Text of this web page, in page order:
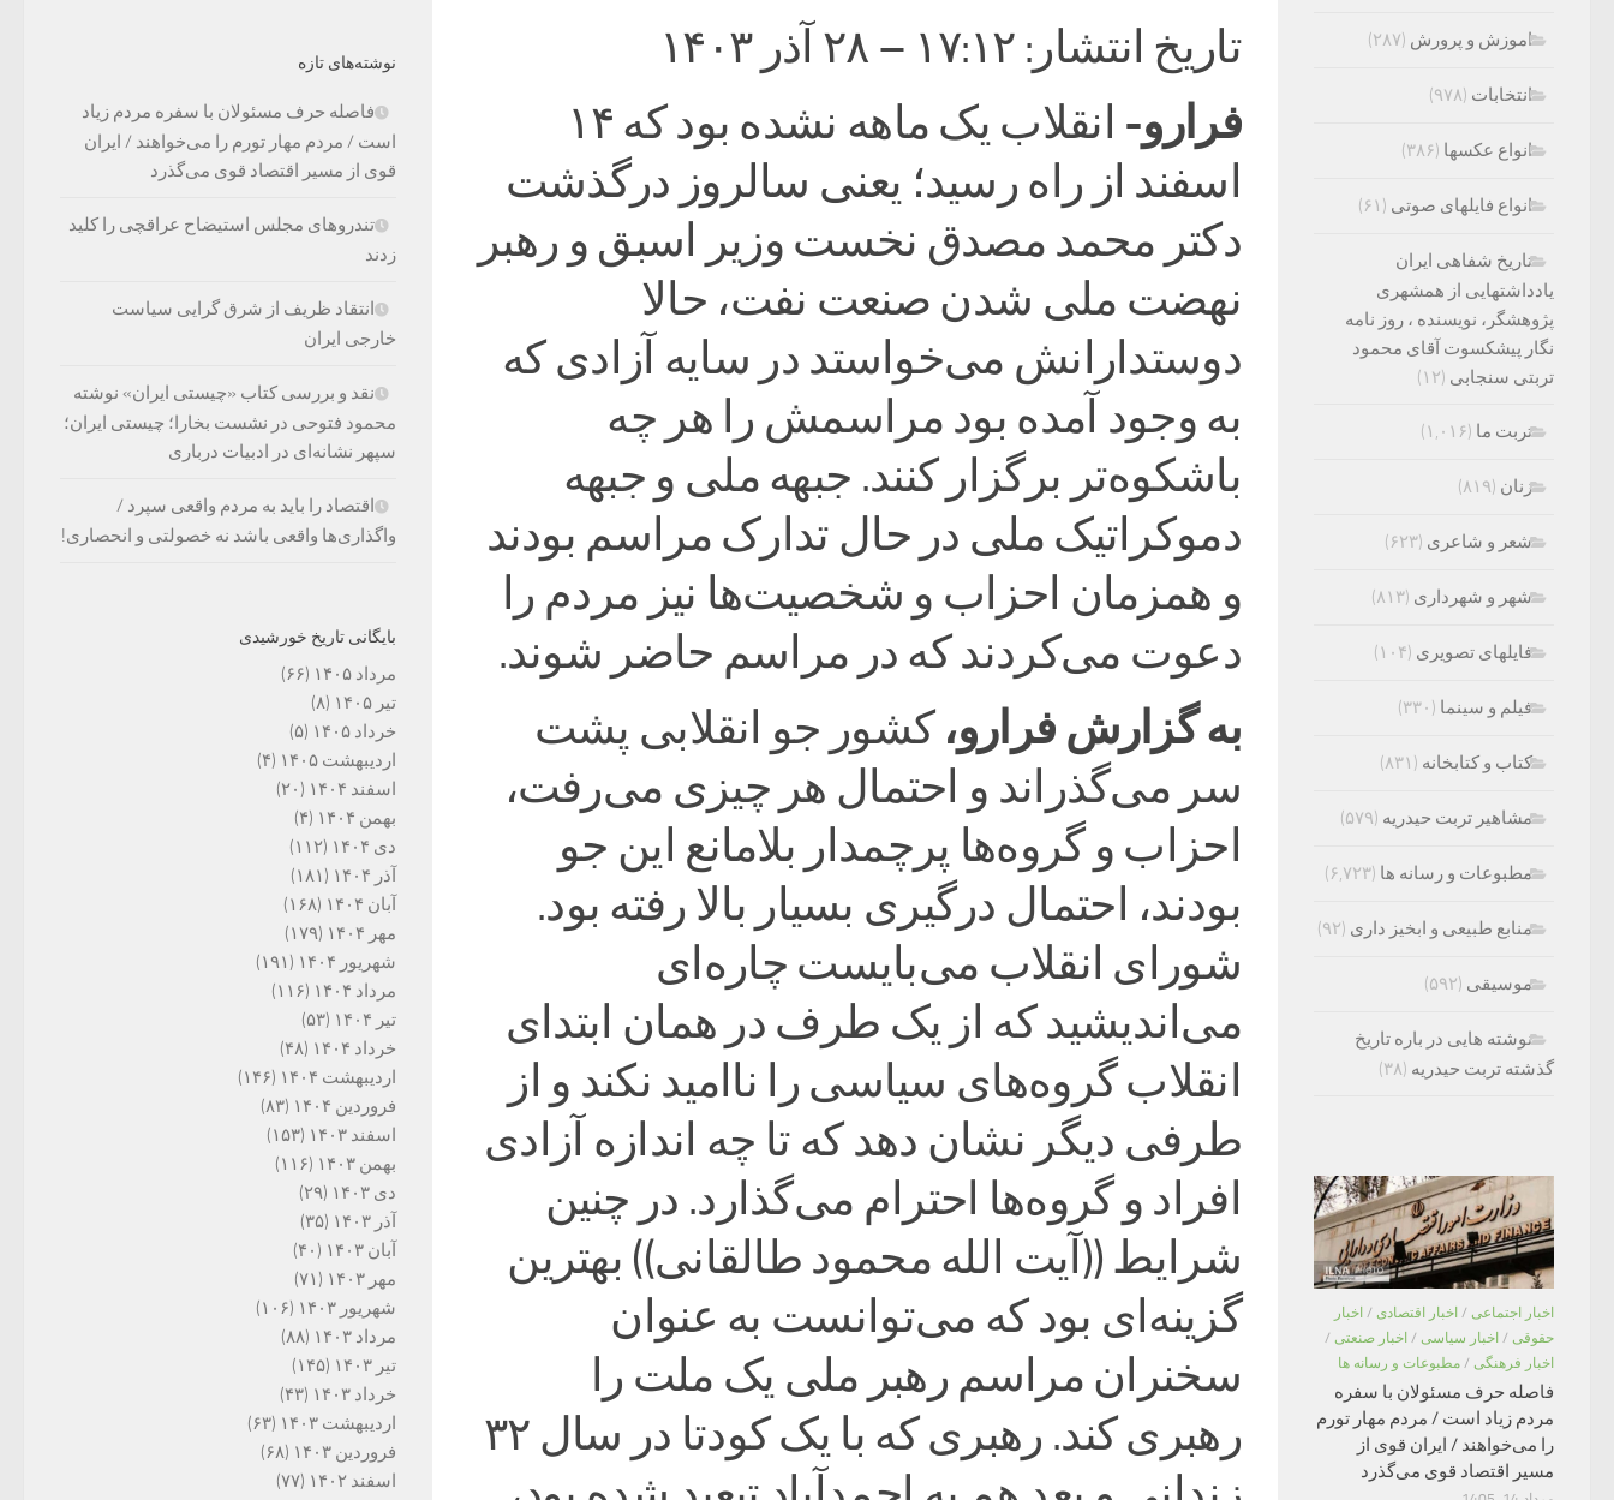
تاریخ انتشار: ۱۷:۱۲ – ۲۸ آذر ۱۴۰۳
فرارو-
انقلاب یک ماهه نشده بود که ۱۴
اسفند از راه رسید؛ یعنی سالروز درگذشت
دکتر محمد مصدق نخست وزیر اسبق و رهبر
نهضت ملی شدن صنعت نفت، حالا
دوستدارانش می‌خواستد در سایه آزادی که
به وجود آمده بود مراسمش را هر چه
باشکوه‌تر برگزار کنند. جبهه ملی و جبهه
دموکراتیک ملی در حال تدارک مراسم بودند
و همزمان احزاب و شخصیت‌ها نیز مردم را
دعوت می‌کردند که در مراسم حاضر شوند.
به گزارش فرارو،کشور جو انقلابی پشت
سر می‌گذراند و احتمال هر چیزی می‌رفت،
احزاب و گروه‌ها پرچمدار بلامانع این جو
بودند، احتمال درگیری بسیار بالا رفته بود.
شورای انقلاب می‌بایست چاره‌ای
می‌اندیشید که از یک طرف در همان ابتدای
انقلاب گروه‌های سیاسی را ناامید نکند و از
طرفی دیگر نشان دهد که تا چه اندازه آزادی
افراد و گروه‌ها احترام می‌گذارد. در چنین
شرایط ((آیت الله محمود طالقانی)) بهترین
گزینه‌ای بود که می‌توانست به عنوان
سخنران مراسم رهبر ملی یک ملت را
رهبری کند. رهبری که با یک کودتا در سال ۳۲
نوشته‌های تازه
فاصله حرف مسئولان با سفره مردم زیاد
است / مردم مهار تورم را می‌خواهند / ایران
قوی از مسیر اقتصاد قوی می‌گذرد
تندروهای مجلس استیضاح عراقچی را کلید
زدند
انتقاد ظریف از شرق گرایی سیاست
خارجی ایران
نقد و بررسی کتاب «چیستی ایران» نوشته
محمود فتوحی در نشست بخارا؛ چیستی ایران؛
سپهر نشانه‌ای در ادبیات درباری
اقتصاد را باید به مردم واقعی سپرد /
واگذاری‌ها واقعی باشد نه خصولتی و انحصاری!
بایگانی تاریخ خورشیدی
مرداد ۱۴۰۵
(۶۶)
تیر ۱۴۰۵
(۸)
خرداد ۱۴۰۵
(۵)
اردیبهشت ۱۴۰۵
(۴)
اسفند ۱۴۰۴
(۲۰)
بهمن ۱۴۰۴
(۴)
دی ۱۴۰۴
(۱۱۲)
آذر ۱۴۰۴
(۱۸۱)
آبان ۱۴۰۴
(۱۶۸)
مهر ۱۴۰۴
(۱۷۹)
شهریور ۱۴۰۴
(۱۹۱)
مرداد ۱۴۰۴
(۱۱۶)
تیر ۱۴۰۴
(۵۳)
خرداد ۱۴۰۴
(۴۸)
اردیبهشت ۱۴۰۴
(۱۴۶)
فروردین ۱۴۰۴
(۸۳)
اسفند ۱۴۰۳
(۱۵۳)
بهمن ۱۴۰۳
(۱۱۶)
دی ۱۴۰۳
(۲۹)
آذر ۱۴۰۳
(۳۵)
آبان ۱۴۰۳
(۴۰)
مهر ۱۴۰۳
(۷۱)
شهریور ۱۴۰۳
(۱۰۶)
مرداد ۱۴۰۳
(۸۸)
تیر ۱۴۰۳
(۱۴۵)
خرداد ۱۴۰۳
(۴۳)
اردیبهشت ۱۴۰۳
(۶۳)
فروردین ۱۴۰۳
(۶۸)
اسفند ۱۴۰۲
(۷۷)
اموزش و پرورش (۲۸۷)
انتخابات (۹۷۸)
انواع عکسها (۳۸۶)
انواع فایلهای صوتی (۶۱)
تاریخ شفاهی ایران
یادداشتهایی از همشهری
پژوهشگر، نویسنده ، روز نامه
نگار پیشکسوت آقای محمود
تربتی سنجابی (۱۲)
تربت ما (۱,۰۱۶)
زنان (۸۱۹)
شعر و شاعری (۶۲۳)
شهر و شهرداری (۸۱۳)
فایلهای تصویری (۱۰۴)
فیلم و سینما (۳۳۰)
کتاب و کتابخانه (۸۳۱)
مشاهیر تربت حیدریه (۵۷۹)
مطبوعات و رسانه ها (۶,۷۲۳)
منابع طبیعی و ابخیز داری (۹۲)
موسیقی (۵۹۲)
نوشته هایی در باره تاریخ
گذشته تربت حیدریه (۳۸)
اخبار اجتماعی / اخبار اقتصادی / اخبار
حقوقی / اخبار سیاسی / اخبار صنعتی /
اخبار فرهنگی / مطبوعات و رسانه ها
فاصله حرف مسئولان با سفره
مردم زیاد است / مردم مهار تورم
را می‌خواهند / ایران قوی از
مسیر اقتصاد قوی می‌گذرد